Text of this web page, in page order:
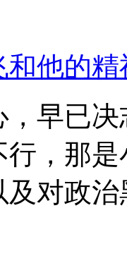
他的
，早已
行，那
对政